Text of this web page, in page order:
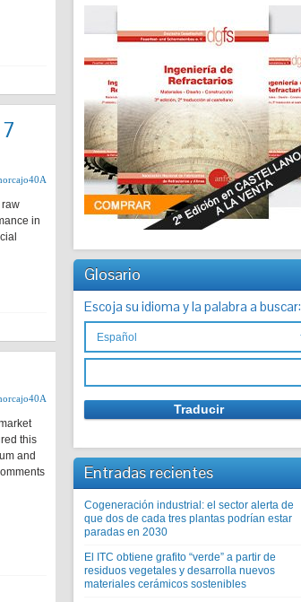
raw
in
this
and
Glosario
Escoja su idioma y la palabra a buscar:
Entradas recientes
Cogeneración industrial: el sector alerta de
que dos de cada tres plantas podrían estar
paradas en 2030
El ITC obtiene grafito “verde” a partir de
residuos vegetales y desarrolla nuevos
materiales cerámicos sostenibles